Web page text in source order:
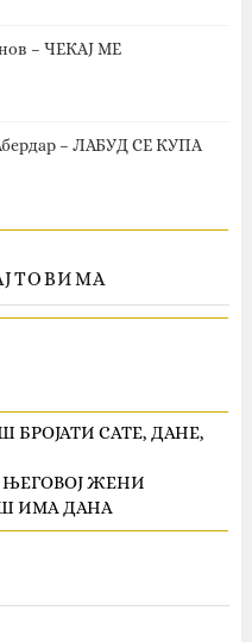
– ЧЕКАЈ МЕ
– ЛАБУД СЕ КУПА
БРОЈАТИ САТЕ, ДАНЕ,
ЊЕГОВОЈ ЖЕНИ
ИМА ДАНА